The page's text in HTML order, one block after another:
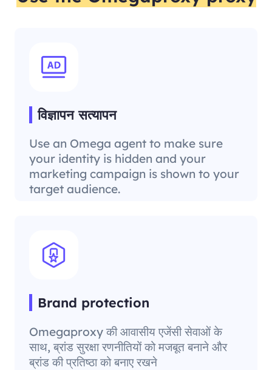
विज्ञापन सत्यापन
Use an Omega agent to make sure
your identity is hidden and your
marketing campaign is shown to your
target audience.
Brand protection
Omegaproxy की आवासीय एजेंसी सेवाओं के
साथ, ब्रांड सुरक्षा रणनीतियों को मजबूत बनाने और
ब्रांड की प्रतिष्ठा को बनाए रखने